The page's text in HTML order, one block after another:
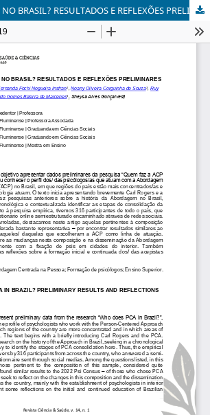
QUEM FAZ A ACP NO BRASIL? RESULTADOS E REFLEXÕES PRELIMINARES